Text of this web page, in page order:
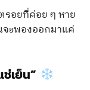
รอยที่ค่อย ๆ หาย
จะพองออกมาแค่
เย็น”